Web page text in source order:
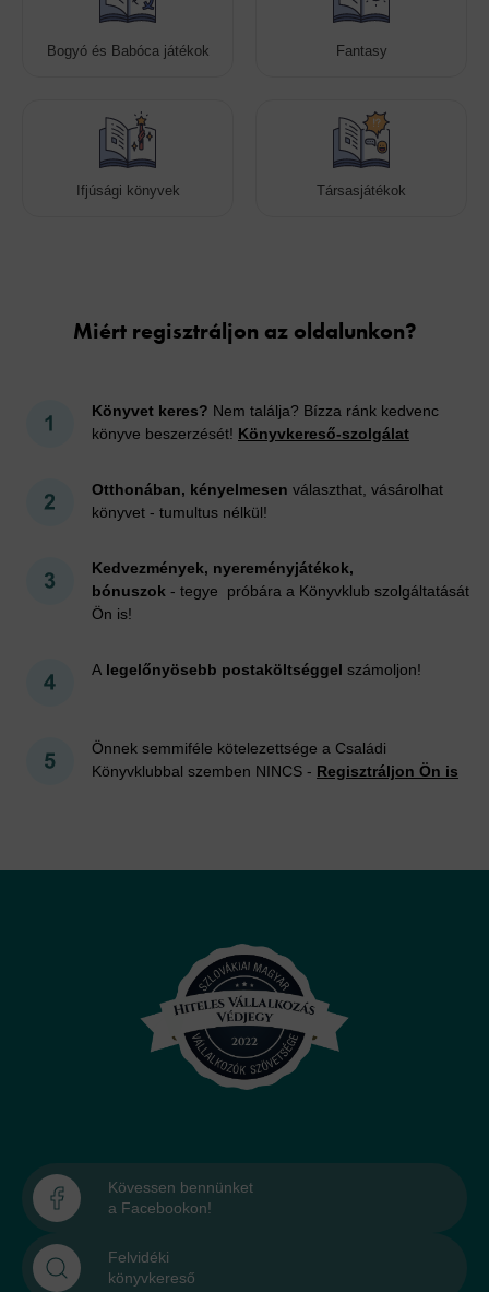
Bogyó és Babóca játékok Fantasy
Ifjúsági könyvek Társasjátékok
Miért regisztráljon az oldalunkon?
Könyvet keres? Nem találja? Bízza ránk kedvenc
könyve beszerzését! Könyvkereső-szolgálat
Otthonában, kényelmesen választhat, vásárolhat
könyvet - tumultus nélkül!
Kedvezmények, nyereményjátékok,
bónuszok - tegye próbára a Könyvklub szolgáltatását
Ön is!
A legelőnyösebb postaköltséggel számoljon!
Önnek semmiféle kötelezettsége a Családi
Könyvklubbal szemben NINCS - Regisztráljon Ön is
Kövessen bennünket
a Facebookon!
Felvidéki
könyvkereső